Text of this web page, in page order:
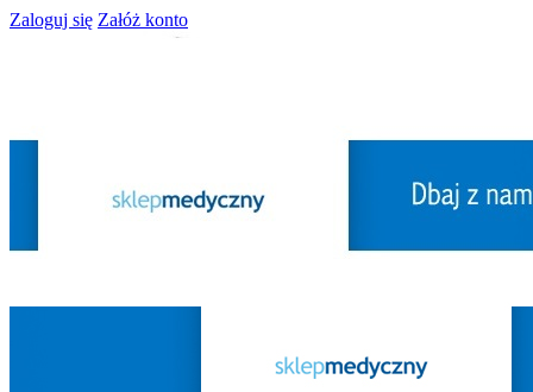
Zaloguj się Załóż konto